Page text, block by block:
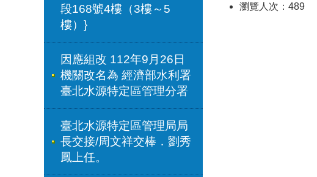
段168號4樓（3樓～5
樓）}
因應組改 112年9月26日
機關改名為 經濟部水利署
臺北水源特定區管理分署
臺北水源特定區管理局局
長交接/周文祥交棒．劉秀
鳳上任。
瀏覽人次： 489